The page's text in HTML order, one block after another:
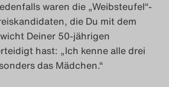
2024
waren die „Weibsteufel“-
die Du mit dem
Deiner 50-jährigen
hast: „Ich kenne alle drei
das Mädchen.“